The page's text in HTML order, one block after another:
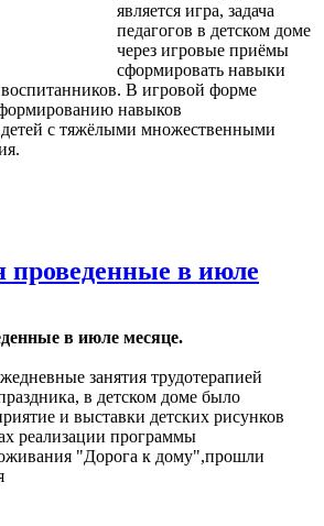
является игра, задача
педагогов в детском доме
через игровые приёмы
сформировать навыки
В игровой форме
навыков
с тяжёлыми множественными
в июле
в июле месяце.
занятия трудотерапией
в детском доме было
и выставки детских рисунков
реализации программы
"Дорога к дому",прошли